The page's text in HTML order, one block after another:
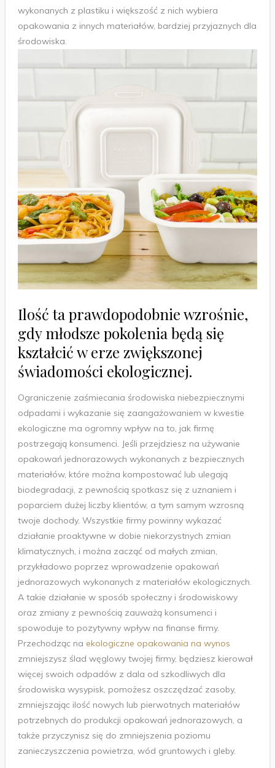
wykonanych z plastiku i większość z nich wybiera
opakowania z innych materiałów, bardziej przyjaznych dla
środowiska.
Ilość ta prawdopodobnie wzrośnie,
gdy młodsze pokolenia będą się
kształcić w erze zwiększonej
świadomości ekologicznej.
Ograniczenie zaśmiecania środowiska niebezpiecznymi
odpadami i wykazanie się zaangażowaniem w kwestie
ekologiczne ma ogromny wpływ na to, jak firmę
postrzegają konsumenci. Jeśli przejdziesz na używanie
opakowań jednorazowych wykonanych z bezpiecznych
materiałów, które można kompostować lub ulegają
biodegradacji, z pewnością spotkasz się z uznaniem i
poparciem dużej liczby klientów, a tym samym wzrosną
twoje dochody. Wszystkie firmy powinny wykazać
działanie proaktywne w dobie niekorzystnych zmian
klimatycznych, i można zacząć od małych zmian,
przykładowo poprzez wprowadzenie opakowań
jednorazowych wykonanych z materiałów ekologicznych.
A takie działanie w sposób społeczny i środowiskowy
oraz zmiany z pewnością zauważą konsumenci i
spowoduje to pozytywny wpływ na finanse firmy.
Przechodząc na ekologiczne opakowania na wynos
zmniejszysz ślad węglowy twojej firmy, będziesz kierował
więcej swoich odpadów z dala od szkodliwych dla
środowiska wysypisk, pomożesz oszczędzać zasoby,
zmniejszając ilość nowych lub pierwotnych materiałów
potrzebnych do produkcji opakowań jednorazowych, a
także przyczynisz się do zmniejszenia poziomu
zanieczyszczenia powietrza, wód gruntowych i gleby.